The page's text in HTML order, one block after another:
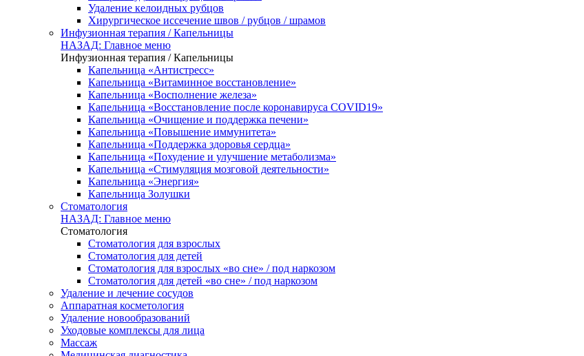
Удаление келоидных рубцов
Хирургическое иссечение швов / рубцов / шрамов
Инфузионная терапия / Капельницы
НАЗАД: Главное меню
Инфузионная терапия / Капельницы
Капельница «Антистресс»
Капельница «Витаминное восстановление»
Капельница «Восполнение железа»
Капельница «Восстановление после коронавируса COVID19»
Капельница «Очищение и поддержка печени»
Капельница «Повышение иммунитета»
Капельница «Поддержка здоровья сердца»
Капельница «Похудение и улучшение метаболизма»
Капельница «Стимуляция мозговой деятельности»
Капельница «Энергия»
Капельница Золушки
Стоматология
НАЗАД: Главное меню
Стоматология
Стоматология для взрослых
Стоматология для детей
Стоматология для взрослых «во сне» / под наркозом
Стоматология для детей «во сне» / под наркозом
Удаление и лечение сосудов
Аппаратная косметология
Удаление новообразований
Уходовые комплексы для лица
Массаж